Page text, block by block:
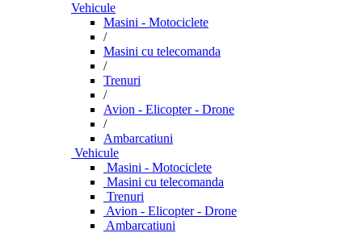
Vehicule
Masini - Motociclete
/
Masini cu telecomanda
/
Trenuri
/
Avion - Elicopter - Drone
/
Ambarcatiuni
Vehicule
Masini - Motociclete
Masini cu telecomanda
Trenuri
Avion - Elicopter - Drone
Ambarcatiuni